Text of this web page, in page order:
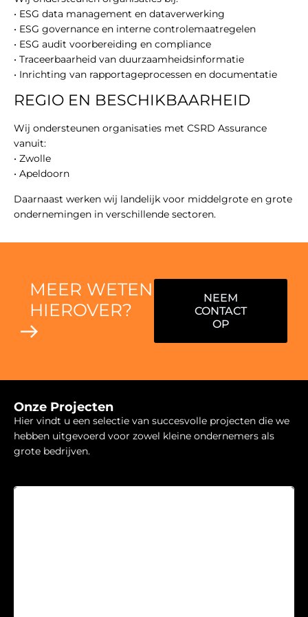
• ESG data management en dataverwerking
• ESG governance en interne controlemaatregelen
• ESG audit voorbereiding en compliance
• Traceerbaarheid van duurzaamheidsinformatie
• Inrichting van rapportageprocessen en documentatie
REGIO EN BESCHIKBAARHEID
Wij ondersteunen organisaties met CSRD Assurance
vanuit:
• Zwolle
• Apeldoorn
Daarnaast werken wij landelijk voor middelgrote en grote
ondernemingen in verschillende sectoren.
MEER WETEN
HIEROVER?
NEEM
CONTACT
OP
Onze Projecten
Hier vindt u een selectie van succesvolle projecten die we
hebben uitgevoerd voor zowel kleine ondernemers als
grote bedrijven.